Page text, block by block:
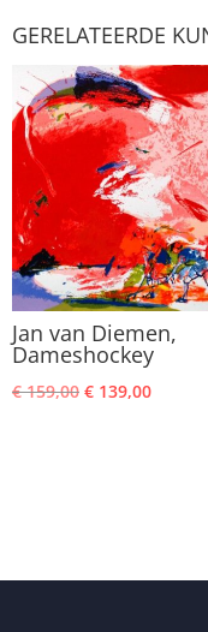
GERELATEERDE
Jan van Diemen,
Dameshockey
€159,00 Oorspronkelijke
€ 139,00Huidige